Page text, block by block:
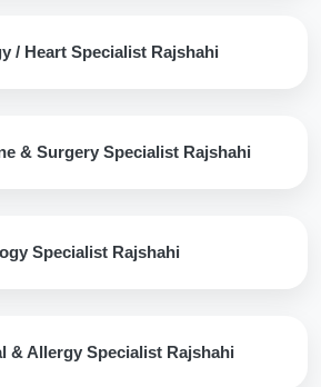
/ Heart Specialist Rajshahi
& Surgery Specialist Rajshahi
Specialist Rajshahi
& Allergy Specialist Rajshahi